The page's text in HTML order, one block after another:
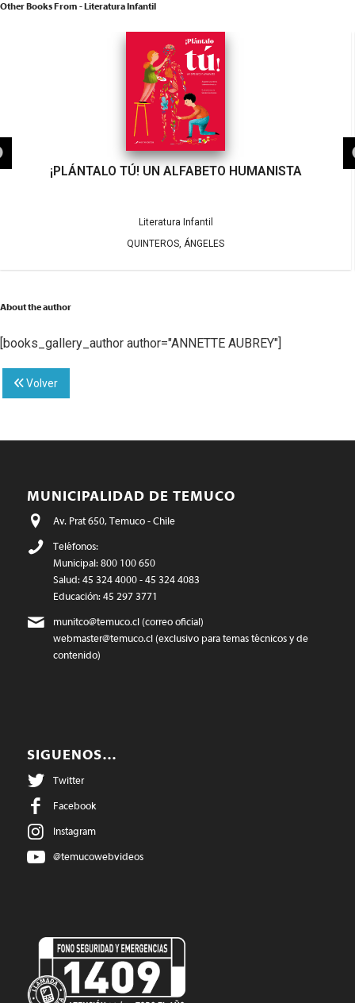
Other Books From - Literatura Infantil
¡PLÁNTALO TÚ! UN ALFABETO HUMANISTA
Literatura Infantil
QUINTEROS, ÁNGELES
About the author
[books_gallery_author author="ANNETTE AUBREY"]
Volver
MUNICIPALIDAD DE TEMUCO
Av. Prat 650, Temuco - Chile
Teléfonos:
Municipal: 800 100 650
Salud: 45 324 4000 - 45 324 4083
Educación: 45 297 3771
munitco@temuco.cl(correo oficial)
webmaster@temuco.cl(exclusivo para temas técnicos y de
contenido)
SIGUENOS…
Twitter
Facebook
Instagram
@temucowebvideos